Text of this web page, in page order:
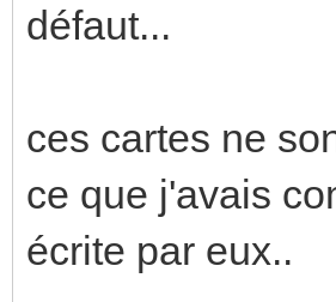
défaut...
ces cartes ne
ce que j'avais
écrite par eux..